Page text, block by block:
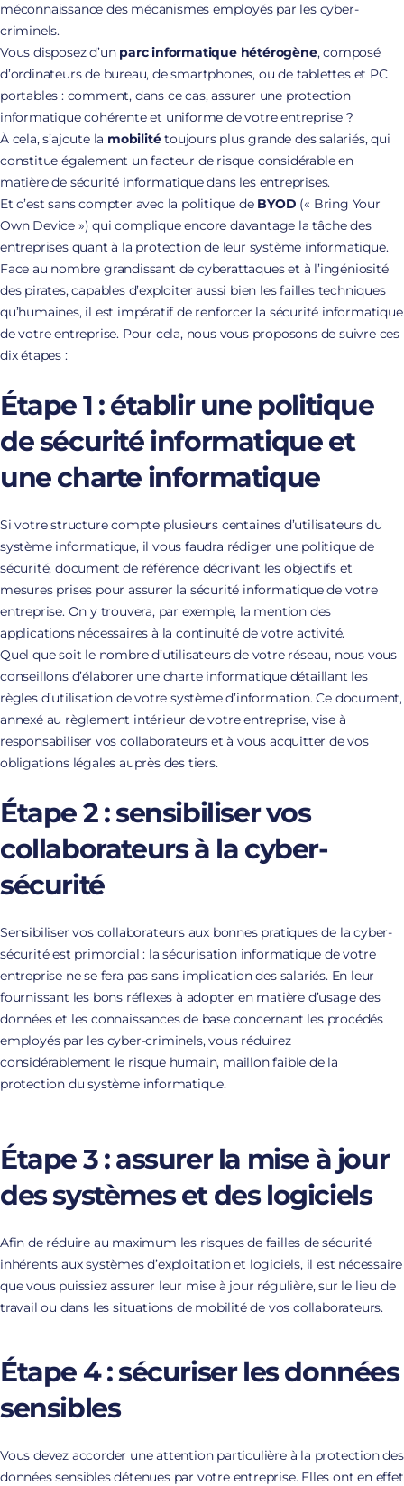
méconnaissance des mécanismes employés par les cyber-
criminels.
Vous disposez d’un parc informatique hétérogène, composé
d’ordinateurs de bureau, de smartphones, ou de tablettes et PC
portables : comment, dans ce cas, assurer une protection
informatique cohérente et uniforme de votre entreprise ?
À cela, s’ajoute la mobilitétoujours plus grande des salariés, qui
constitue également un facteur de risque considérable en
matière de sécurité informatique dans les entreprises.
Et c’est sans compter avec la politique de BYOD (« Bring Your
Own Device ») qui complique encore davantage la tâche des
entreprises quant à la protection de leur système informatique.
Face au nombre grandissant de cyberattaques et à l’ingéniosité
des pirates, capables d’exploiter aussi bien les failles techniques
qu’humaines, il est impératif de renforcer la sécurité informatique
de votre entreprise. Pour cela, nous vous proposons de suivre ces
dix étapes :
Étape 1 : établir une politique
de sécurité informatique et
une charte informatique
Si votre structure compte plusieurs centaines d’utilisateurs du
système informatique, il vous faudra rédiger une politique de
sécurité, document de référence décrivant les objectifs et
mesures prises pour assurer la sécurité informatique de votre
entreprise. On y trouvera, par exemple, la mention des
applications nécessaires à la continuité de votre activité.
Quel que soit le nombre d’utilisateurs de votre réseau, nous vous
conseillons d’élaborer une charte informatique détaillant les
règles d’utilisation de votre système d’information. Ce document,
annexé au règlement intérieur de votre entreprise, vise à
responsabiliser vos collaborateurs et à vous acquitter de vos
obligations légales auprès des tiers.
Étape 2 : sensibiliser vos
collaborateurs à la cyber-
sécurité
Sensibiliser vos collaborateurs aux bonnes pratiques de la cyber-
sécurité est primordial : la sécurisation informatique de votre
entreprise ne se fera pas sans implication des salariés. En leur
fournissant les bons réflexes à adopter en matière d’usage des
données et les connaissances de base concernant les procédés
employés par les cyber-criminels, vous réduirez
considérablement le risque humain, maillon faible de la
protection du système informatique.
Étape 3 : assurer la mise à jour
des systèmes et des logiciels
Afin de réduire au maximum les risques de failles de sécurité
inhérents aux systèmes d’exploitation et logiciels, il est nécessaire
que vous puissiez assurer leur mise à jour régulière, sur le lieu de
travail ou dans les situations de mobilité de vos collaborateurs.
Étape 4 : sécuriser les données
sensibles
Vous devez accorder une attention particulière à la protection des
données sensibles détenues par votre entreprise. Elles ont en effet